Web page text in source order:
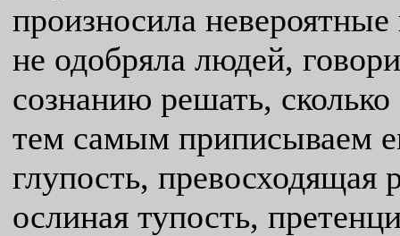
произносила
не одобряла людей,
сознанию решать,
тем самым приписываем
глупость,
ослиная тупость,